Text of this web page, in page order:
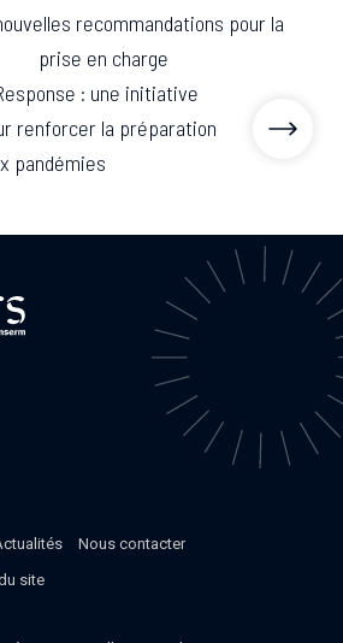
recommandations pour la
prise en charge
: une initiative
renforcer la préparation
pandémies
Nous contacter
site